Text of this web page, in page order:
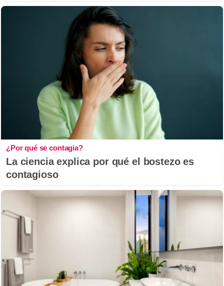
¿Por qué se contagia?
La ciencia explica por qué el bostezo es
contagioso